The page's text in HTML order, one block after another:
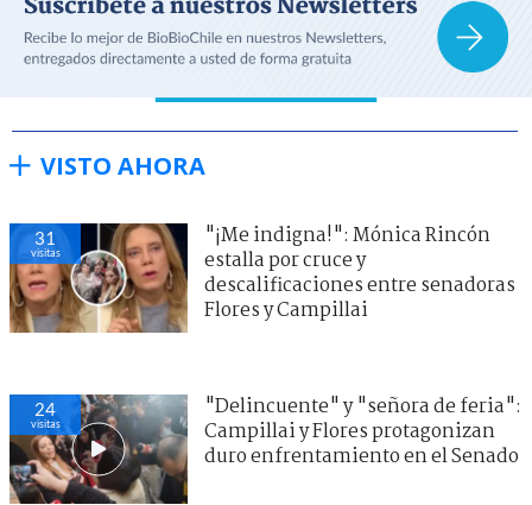
VISTO AHORA
31
visitas
"¡Me indigna!": Mónica Rincón
estalla por cruce y
descalificaciones entre senadoras
Flores y Campillai
24
visitas
"Delincuente" y "señora de feria":
Campillai y Flores protagonizan
duro enfrentamiento en el Senado